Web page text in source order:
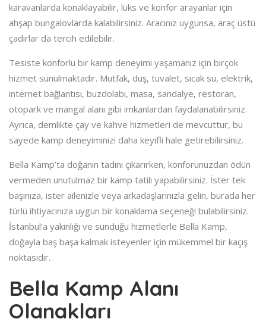
karavanlarda konaklayabilir, lüks ve konfor arayanlar için
ahşap bungalovlarda kalabilirsiniz. Aracınız uygunsa, araç üstü
çadırlar da tercih edilebilir.
Tesiste konforlu bir kamp deneyimi yaşamanız için birçok
hizmet sunulmaktadır. Mutfak, duş, tuvalet, sıcak su, elektrik,
internet bağlantısı, buzdolabı, masa, sandalye, restoran,
otopark ve mangal alanı gibi imkanlardan faydalanabilirsiniz.
Ayrıca, demlikte çay ve kahve hizmetleri de mevcuttur, bu
sayede kamp deneyiminizi daha keyifli hale getirebilirsiniz.
Bella Kamp’ta doğanın tadını çıkarırken, konforunuzdan ödün
vermeden unutulmaz bir kamp tatili yapabilirsiniz. İster tek
başınıza, ister ailenizle veya arkadaşlarınızla gelin, burada her
türlü ihtiyacınıza uygun bir konaklama seçeneği bulabilirsiniz.
İstanbul’a yakınlığı ve sunduğu hizmetlerle Bella Kamp,
doğayla baş başa kalmak isteyenler için mükemmel bir kaçış
noktasıdır.
Bella Kamp Alanı
Olanakları